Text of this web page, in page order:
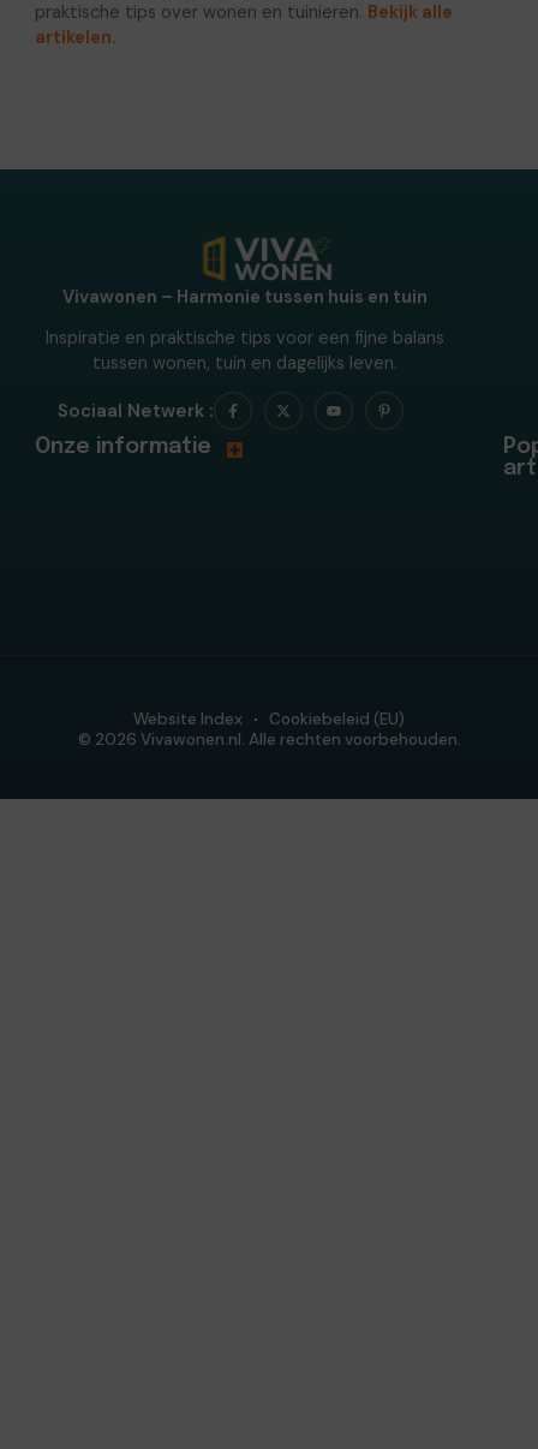
praktische tips over wonen en tuinieren. Bekijk alle
artikelen.
Vivawonen – Harmonie tussen huis en tuin
Inspiratie en praktische tips voor een fijne balans
tussen wonen, tuin en dagelijks leven.
Sociaal Netwerk :
Onze informatie
© 2026 Vivawonen.nl. Alle rechten voorbehouden.
Website Index Cookiebeleid (EU)